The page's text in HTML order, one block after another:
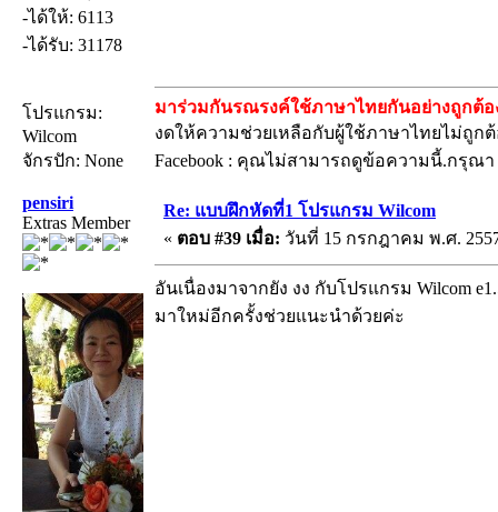
-ได้ให้: 6113
-ได้รับ: 31178
โปรแกรม:
Wilcom
จักรปัก: None
มาร่วมกันรณรงค์ใช้ภาษาไทยกันอย่างถูกต้อ
งดให้ความช่วยเหลือกับผู้ใช้ภาษาไทยไม่ถูกต้
Facebook : คุณไม่สามารถดูข้อความนี้.กรุณา
pensiri
Extras Member
Re: แบบฝึกหัดที่1 โปรแกรม Wilcom
« ตอบ #39 เมื่อ: วันที่ 15 กรกฎาคม พ.ศ.
อันเนื่องมาจากยัง งง กับโปรแกรม Wilcom
มาใหม่อีกครั้งช่วยแนะนำด้วยค่ะ